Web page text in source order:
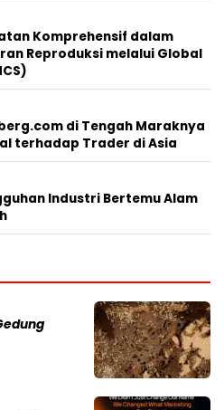
Komprehensif dalam
Reproduksi melalui Global
di Tengah Maraknya
terhadap Trader di Asia
Industri Bertemu Alam